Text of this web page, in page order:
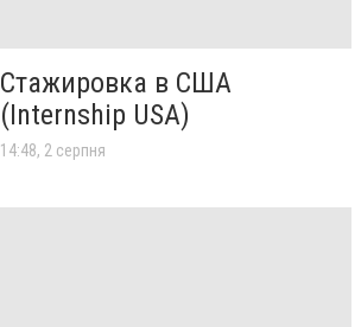
Стажировка в США
(Internship USA)
14:48, 2 серпня